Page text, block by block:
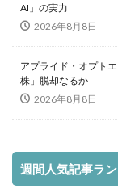
AI」の実力
2026年8月8日
アプライド・オプト
株」脱却なるか
2026年8月8日
週間人気記事ラ